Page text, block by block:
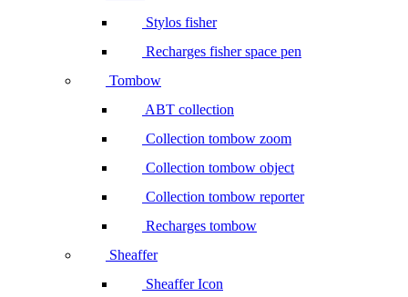
Stylos fisher
Recharges fisher space pen
Tombow
ABT collection
Collection tombow zoom
Collection tombow object
Collection tombow reporter
Recharges tombow
Sheaffer
Sheaffer Icon